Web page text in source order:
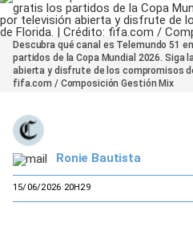
Descubra qué canal es Telemundo 51
partidos de la Copa Mundial 2026. Siga
abierta y disfrute de los compromisos
fifa.com / Composición Gestión Mix
Ronie Bautista
15/06/2026 20H29